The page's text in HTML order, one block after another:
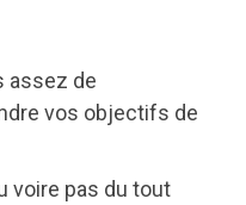
assez de
vos objectifs de
voire pas du tout